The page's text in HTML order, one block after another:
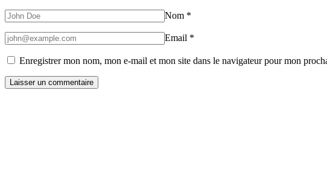
Nom *
Email *
Enregistrer mon nom, mon e-mail et mon site dans le navigateur pour mon